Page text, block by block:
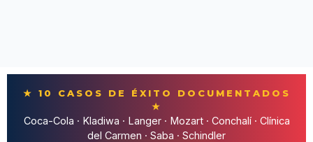
★ 10 CASOS DE ÉXITO DOCUMENTADOS
★
Coca-Cola · Kladiwa · Langer · Mozart · Conchalí · Clínica
del Carmen · Saba · Schindler